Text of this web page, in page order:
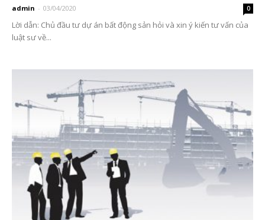
admin - 03/04/2020 0
Lời dẫn: Chủ đầu tư dự án bất động sản hỏi và xin ý kiến tư vấn của
luật sư về...